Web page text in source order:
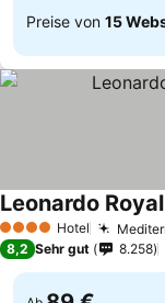
Preise von 15
4 Sterne Hotel
Leonardo
8,2 Sehr gut 8.258